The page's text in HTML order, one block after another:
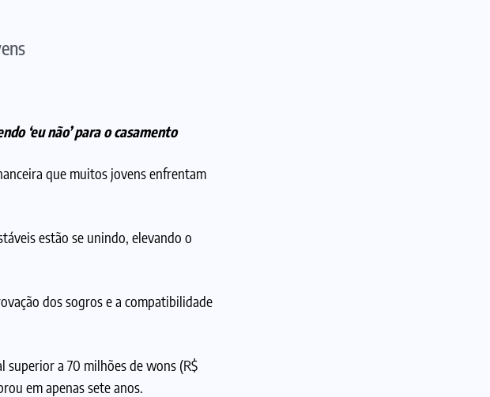
‘eu não’ para o casamento
que muitos jovens enfrentam
estão se unindo, elevando o
dos sogros e a compatibilidade
superior a 70 milhões de wons (R$
em apenas sete anos.